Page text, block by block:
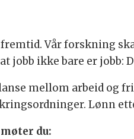
fremtid. Vår forskning
jobb ikke bare er jobb:
mellom arbeid og
Lønn
du: